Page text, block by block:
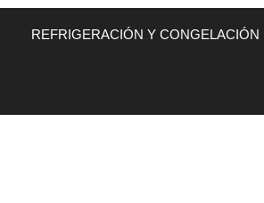
REFRIGERACIÓN Y CONGELACIÓN